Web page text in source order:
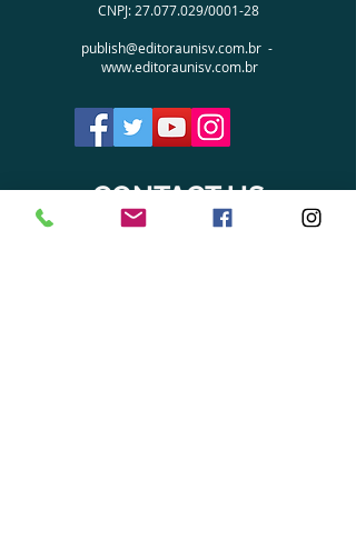
CNPJ: 27.077.029/0001-28
publish@editoraunisv.com.br-
www.editoraunisv.com.br
CONTACT US